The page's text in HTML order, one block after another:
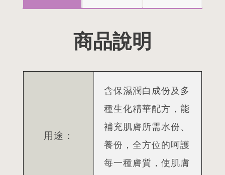
商品說明
用途：
含保濕潤白成份及多
種生化精華配方，能
補充肌膚所需水份、
養份，全方位的呵護
每一種膚質，使肌膚